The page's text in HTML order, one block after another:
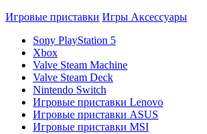
Игровые приставки Игры Аксессуары
Sony PlayStation 5
Xbox
Valve Steam Machine
Valve Steam Deck
Nintendo Switch
Игровые приставки Lenovo
Игровые приставки ASUS
Игровые приставки MSI